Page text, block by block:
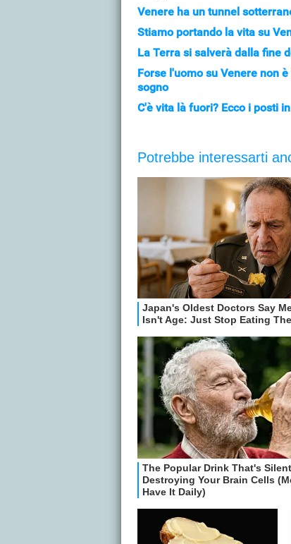
Venere ha un tunnel
Stiamo portando la vita su
La Terra si salverà dalla fine
Forse l'uomo su Venere non
sogno
C'è vita là fuori? Ecco i posti